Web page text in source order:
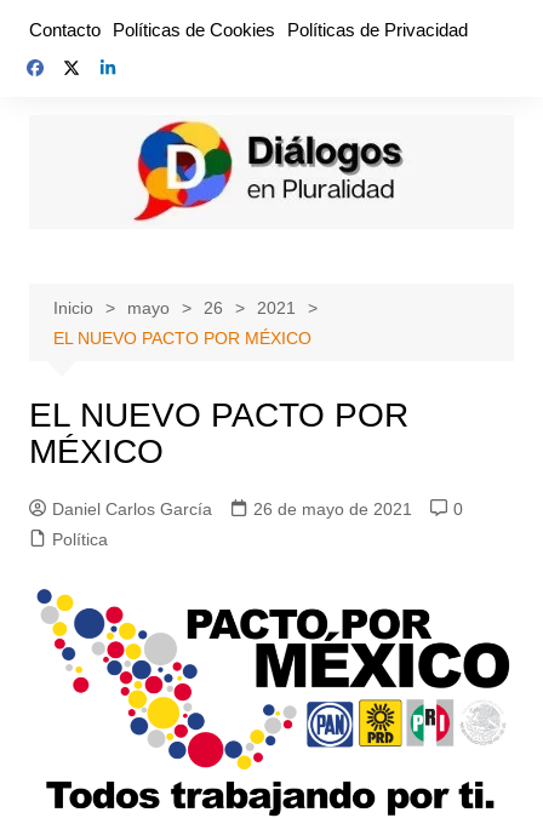
contenido
Contacto Políticas de Cookies Políticas de Privacidad
Inicio mayo 26
2021
EL NUEVO PACTO POR MÉXICO
EL NUEVO PACTO POR
MÉXICO
Daniel Carlos García 26 de mayo de 2021
0
Política